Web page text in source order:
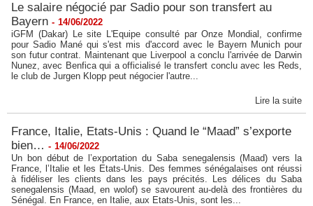
Le salaire négocié par Sadio pour son transfert au
Bayern - 14/06/2022
iGFM (Dakar) Le site L'Equipe consulté par Onze Mondial, confirme
pour Sadio Mané qui s'est mis d'accord avec le Bayern Munich pour
son futur contrat. Maintenant que Liverpool a conclu l'arrivée de Darwin
Nunez, avec Benfica qui a officialisé le transfert conclu avec les Reds,
le club de Jurgen Klopp peut négocier l'autre...
Lire la suite
France, Italie, Etats-Unis : Quand le “Maad” s’exporte
bien… - 14/06/2022
Un bon début de l’exportation du Saba senegalensis (Maad) vers la
France, l’Italie et les Etats-Unis. Des femmes sénégalaises ont réussi
à fidéliser les clients dans les pays précités. Les délices du Saba
senegalensis (Maad, en wolof) se savourent au-delà des frontières du
Sénégal. En France, en Italie, aux Etats-Unis, sont les...